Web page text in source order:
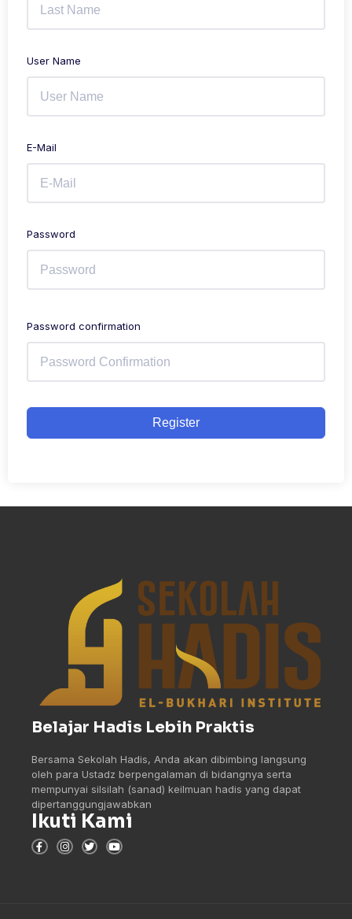
User Name
E-Mail
Password
Password confirmation
Register
Belajar Hadis Lebih Praktis
Bersama Sekolah Hadis, Anda akan dibimbing langsung
oleh para Ustadz berpengalaman di bidangnya serta
mempunyai silsilah (sanad) keilmuan hadis yang dapat
dipertanggungjawabkan
Ikuti Kami